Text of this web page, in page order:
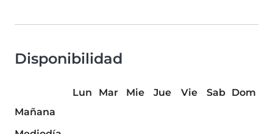
Disponibilidad
Lun Mar Mie Jue Vie Sab
Dom
Mañana